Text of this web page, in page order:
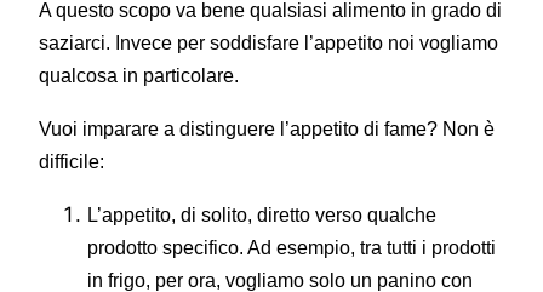
A questo scopo va bene qualsiasi alimento in grado di
saziarci. Invece per soddisfare l’appetito noi vogliamo
qualcosa in particolare.
Vuoi imparare a distinguere l’appetito di fame? Non è
difficile:
L’appetito, di solito, diretto verso qualche
prodotto specifico. Ad esempio, tra tutti i prodotti
in frigo, per ora, vogliamo solo un panino con